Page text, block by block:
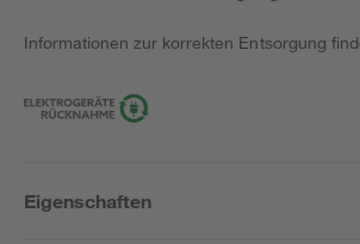
Informationen zur korrekten Entsorgung
Eigenschaften